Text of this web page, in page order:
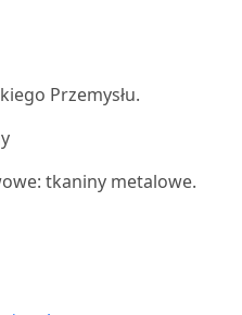
Przemysłu.
tkaniny metalowe.